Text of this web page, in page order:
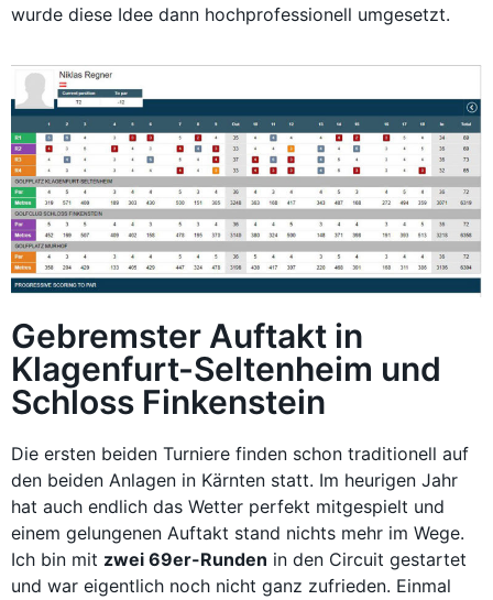
wurde diese Idee dann hochprofessionell umgesetzt.
Gebremster Auftakt in
Klagenfurt-Seltenheim und
Schloss Finkenstein
Die ersten beiden Turniere finden schon traditionell auf
den beiden Anlagen in Kärnten statt. Im heurigen Jahr
hat auch endlich das Wetter perfekt mitgespielt und
einem gelungenen Auftakt stand nichts mehr im Wege.
Ich bin mit zwei 69er-Runden in den Circuit gestartet
und war eigentlich noch nicht ganz zufrieden. Einmal